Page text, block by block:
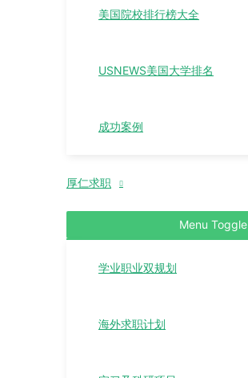
美国院校排行榜大全
USNEWS美国大学排名
成功案例
厚仁求职
Menu Toggle
学业职业双规划
海外求职计划